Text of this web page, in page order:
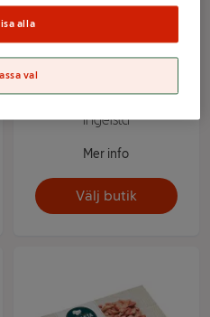
Kalkon hel Fryst ca 4kg
Ingelsta
Mer info
Välj butik
alla
val